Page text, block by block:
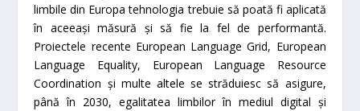
limbile din Europa tehnologia trebuie să poată fi aplicată
în aceeași măsură și să fie la fel de performantă.
Proiectele recente European Language Grid, European
Language Equality, European Language Resource
Coordination și multe altele se străduiesc să asigure,
până în 2030, egalitatea limbilor în mediul digital și